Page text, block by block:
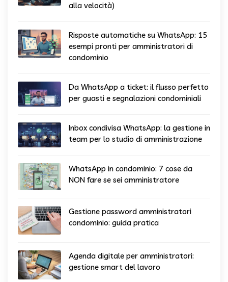
alla velocità)
Risposte automatiche su WhatsApp: 15
esempi pronti per amministratori di
condominio
Da WhatsApp a ticket: il flusso perfetto
per guasti e segnalazioni condominiali
Inbox condivisa WhatsApp: la gestione in
team per lo studio di amministrazione
WhatsApp in condominio: 7 cose da
NON fare se sei amministratore
Gestione password amministratori
condominio: guida pratica
Agenda digitale per amministratori:
gestione smart del lavoro